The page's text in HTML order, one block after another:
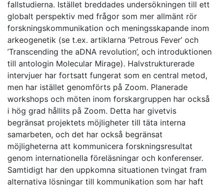
fallstudierna. Istället breddades undersökningen till ett
globalt perspektiv med frågor som mer allmänt rör
forskningskommunikation och meningsskapande inom
arkeogenetik (se t.ex. artiklarna ’Petrous Fever’ och
’Transcending the aDNA revolution’, och introduktionen
till antologin Molecular Mirage). Halvstrukturerade
intervjuer har fortsatt fungerat som en central metod,
men har istället genomförts på Zoom. Planerade
workshops och möten inom forskargruppen har också
i hög grad hållits på Zoom. Detta har givetvis
begränsat projektets möjligheter till täta interna
samarbeten, och det har också begränsat
möjligheterna att kommunicera forskningsresultat
genom internationella föreläsningar och konferenser.
Samtidigt har den uppkomna situationen tvingat fram
alternativa lösningar till kommunikation som har haft